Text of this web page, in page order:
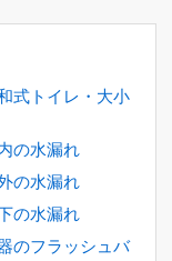
式トイレ・大小
の水漏れ
の水漏れ
の水漏れ
のフラッシュバ